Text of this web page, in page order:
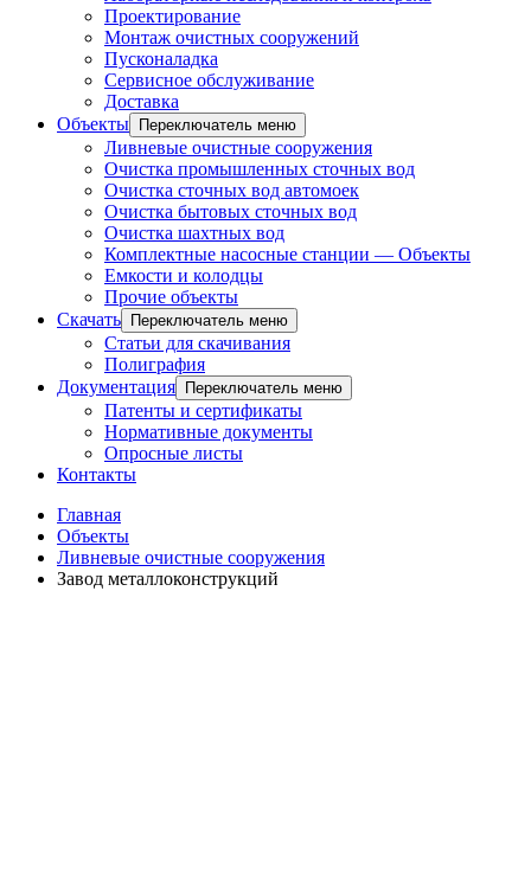
Проектирование
Монтаж очистных сооружений
Пусконаладка
Сервисное обслуживание
Доставка
Объекты
Переключатель меню
Ливневые очистные сооружения
Очистка промышленных сточных вод
Очистка сточных вод автомоек
Очистка бытовых сточных вод
Очистка шахтных вод
Комплектные насосные станции — Объекты
Емкости и колодцы
Прочие объекты
Скачать
Переключатель меню
Статьи для скачивания
Полиграфия
Документация
Переключатель меню
Патенты и сертификаты
Нормативные документы
Опросные листы
Контакты
Главная
Объекты
Ливневые очистные сооружения
Завод металлоконструкций